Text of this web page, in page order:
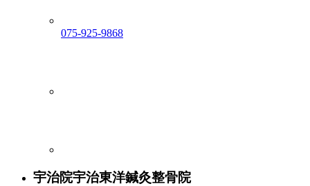
075-925-9868
宇治院宇治東洋鍼灸整骨院